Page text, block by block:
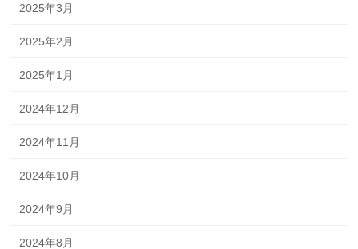
2025年3月
2025年2月
2025年1月
2024年12月
2024年11月
2024年10月
2024年9月
2024年8月